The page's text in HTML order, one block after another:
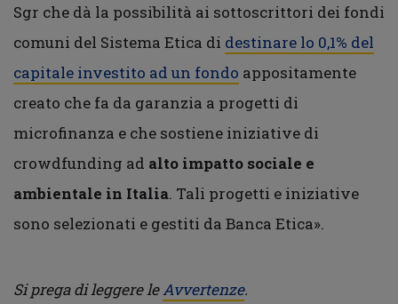
Sgr che dà la possibilità ai sottoscrittori dei fondi
comuni del Sistema Etica di destinare lo 0,1% del
capitale investito ad un fondo appositamente
creato che fa da garanzia a progetti di
microfinanza e che sostiene iniziative di
crowdfunding ad alto impatto sociale e
ambientale in Italia. Tali progetti e iniziative
sono selezionati e gestiti da Banca Etica».
Si prega di leggere leAvvertenze.